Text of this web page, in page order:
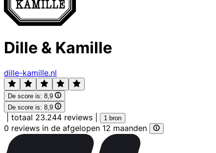
Dille & Kamille
dille-kamille.nl
De score is: 8,9
De score is: 8,9
totaal 23.244 reviews 1 bron
0 reviews in de afgelopen 12 maanden